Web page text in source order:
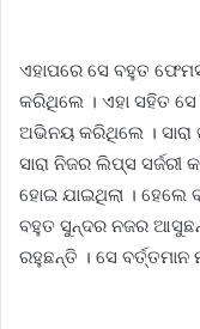
ଏହାପରେ ସେ ବହୁତ
କରିଥିଲେ । ଏହା ସହିତ ସେ
ଅଭିନୟ କରିଥିଲେ । ସାରା
ସାରା ନିଜର ଲିପ୍ସ
ହୋଇ ଯାଇଥିଲା । ହେଲେ
ବହୁତ ସୁନ୍ଦର ନଜର
ରହୁଛନ୍ତି । ସେ